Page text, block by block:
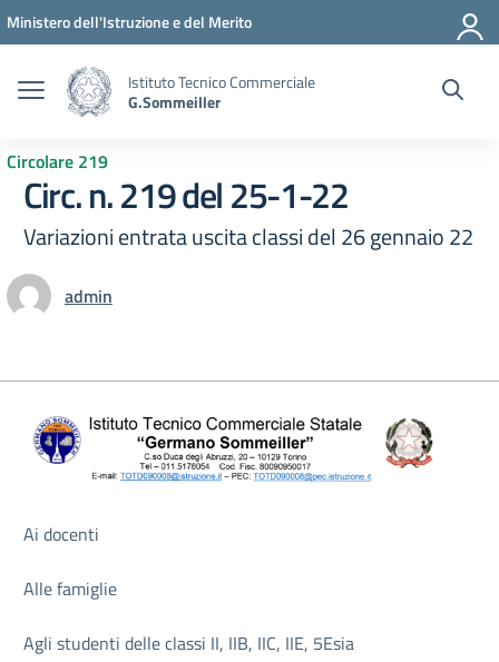
Vai ai contenuti
Vai al menu di navigazione
Vai al footer
Ministero dell'Istruzione e del Merito
Istituto Tecnico Commerciale
G.Sommeiller
Circolare 219
Circ. n. 219 del 25-1-22
Variazioni entrata uscita classi del 26 gennaio 22
admin
Ai docenti
Alle famiglie
Agli studenti delle classi II, IIB, IIC, IIE, 5Esia